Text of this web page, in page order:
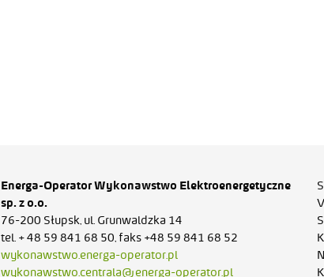
Energa-Operator Wykonawstwo Elektroenergetyczne
sp. z o.o.
76-200 Słupsk, ul. Grunwaldzka 14
tel. + 48 59 841 68 50, faks +48 59 841 68 52
wykonawstwo.energa-operator.pl
wykonawstwo.centrala@energa-operator.pl